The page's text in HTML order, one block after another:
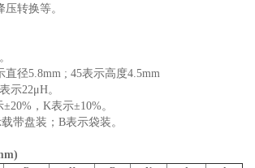
转换等。
径5.8mm ; 45表示高度4.5mm
示22μH。
，K表示±10%。
带盘装；B表示袋装。